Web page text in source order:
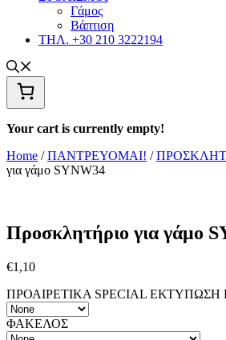
Γάμος
Βάπτιση
ΤΗΛ. +30 210 3222194
Your cart is currently empty!
Home /ΠΑΝΤΡΕΥΟΜΑΙ! /
για γάμο SYNW34
Προσκλητήριο για γάμο
€1,10
ΠΡΟΑΙΡΕΤΙΚΑ SPECIAL ΕΚΤΥΠΩΣΗ
ΦΑΚΕΛΟΣ